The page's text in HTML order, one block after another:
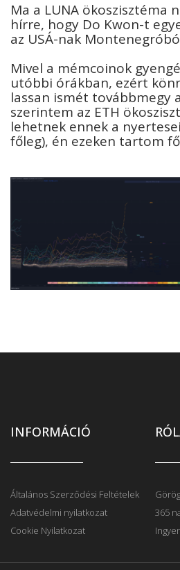
Ma a LUNA ökoszisztéma
hírre, hogy Do Kwon-t
az USÁ-nak
Mivel a mémcoinok
utóbbi órákban, ezért
lassan ismét továbbmegy
szerintem az ETH
lehetnek ennek a nyertesei
főleg), én ezeken tartom
INFORMÁCIÓ
Általános Szerződési Feltételek
Adatvédelmi nyilatkozat
Cookie Nyilatkozat
365